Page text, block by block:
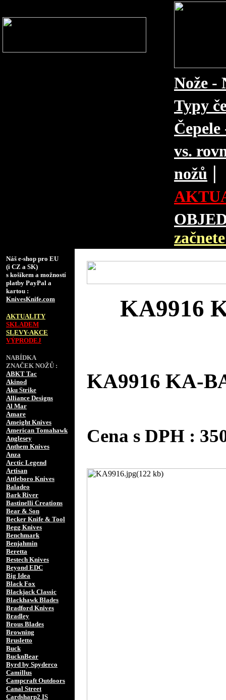
Nože -
Typy
vs.
nožů |
Náš e-shop pro EU
(i CZ a SK)
s košíkem a možností
platby PayPal a
kartou :
KnivesKnife.com
AKTUALITY
SKLADEM
SLEVY-AKCE
VÝPRODEJ
NABÍDKA
ZNAČEK NOŽŮ :
ABKT Tac
Akinod
Aku Strike
Alliance Designs
Al Mar
Amare
Ameight Knives
American Tomahawk
Anglesey
Anthem Knives
Anza
Arctic Legend
Artisan
Attleboro Knives
Baladeo
Bark River
Bastinelli Creations
Bear & Son
Becker Knife & Tool
Begg Knives
Benchmark
Benjahmin
Beretta
Bestech Knives
Beyond EDC
Big Idea
Black Fox
Blackjack Classic
Blackhawk Blades
Bradford Knives
Bradley
Brous Blades
Browning
Brusletto
Buck
BucknBear
Byrd by Spyderco
Camillus
Campcraft Outdoors
Canal Street
Cardsharp2 IS
KA9916
KA9916 KA-
Cena s DPH :